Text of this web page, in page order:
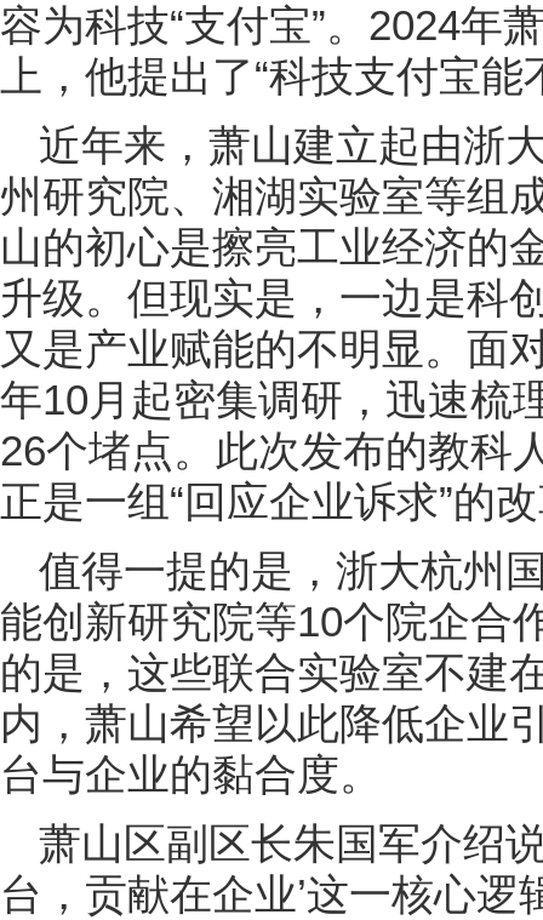
容为科技“支付宝”。2024年
上，他提出了“科技支付宝
近年来，萧山建立起由浙
州研究院、湘湖实验室等组
山的初心是擦亮工业经济的
升级。但现实是，一边是科
又是产业赋能的不明显。面
年10月起密集调研，迅速梳
26个堵点。此次发布的教科
正是一组“回应企业诉求”的
值得一提的是，浙大杭州
能创新研究院等10个院企合
的是，这些联合实验室不建
内，萧山希望以此降低企业
台与企业的黏合度。
萧山区副区长朱国军介绍
台，贡献在企业’这一核心